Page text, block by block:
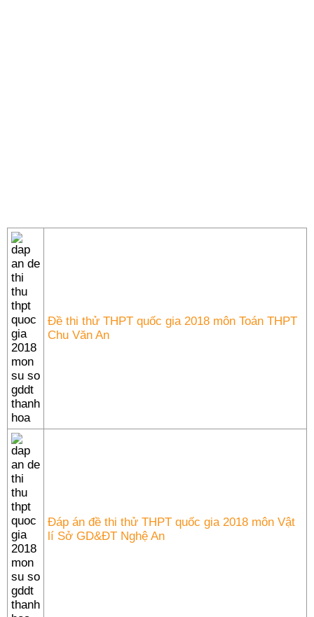
Đề thi thử THPT quốc gia 2018 môn Toán THPT
Chu Văn An
Đáp án đề thi thử THPT quốc gia 2018 môn Vật
lí Sở GD&ĐT Nghệ An